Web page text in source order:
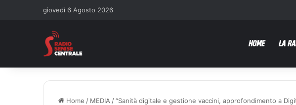
giovedì 6 Agosto 2026
HOME LA
Home / MEDIA /“Sanità digitale e gestione vaccini, approfondimento a